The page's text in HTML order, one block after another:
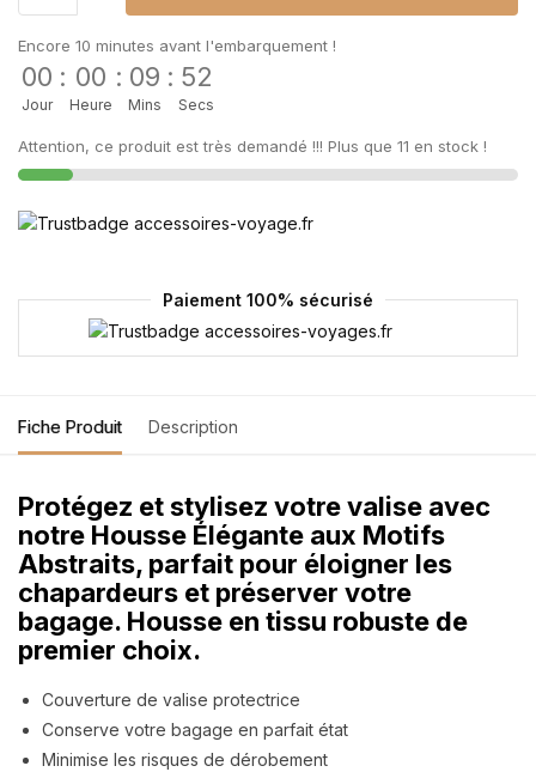
Encore 10 minutes avant l'embarquement !
00
Jour
: 00
Heure
: 09
Mins
: 52
Secs
Attention, ce produit est très demandé !!! Plus que 11 en stock !
Paiement 100% sécurisé
Fiche Produit Description
Protégez et stylisez votre valise avec
notre Housse Élégante aux Motifs
Abstraits, parfait pour éloigner les
chapardeurs et préserver votre
bagage. Housse en tissu robuste de
premier choix.
Couverture de valise protectrice
Conserve votre bagage en parfait état
Minimise les risques de dérobement